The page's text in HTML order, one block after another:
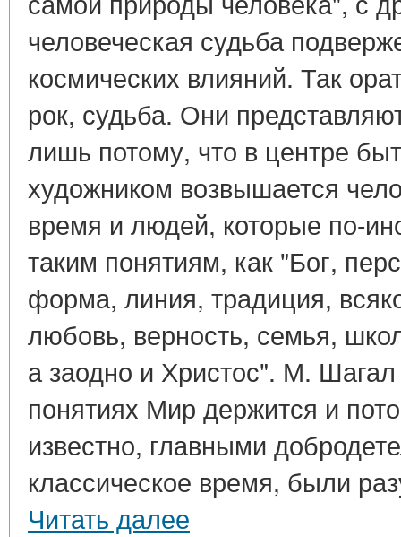
человеческая судьба
космических влияний. Так
рок, судьба. Они
лишь потому, что в центре
художником возвышается
время и людей, которые по-
таким понятиям, как "Бог,
форма, линия, традиция,
любовь, верность, семья,
а заодно и Христос". М. Шагал
понятиях Мир держится и
известно, главными
классическое время, были
Читать далее